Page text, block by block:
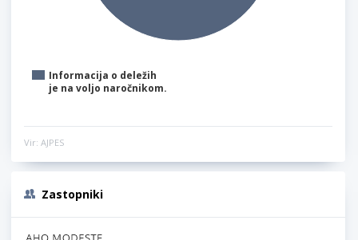
Informacija o deležih
je na voljo naročnikom.
Vir: AJPES
Zastopniki